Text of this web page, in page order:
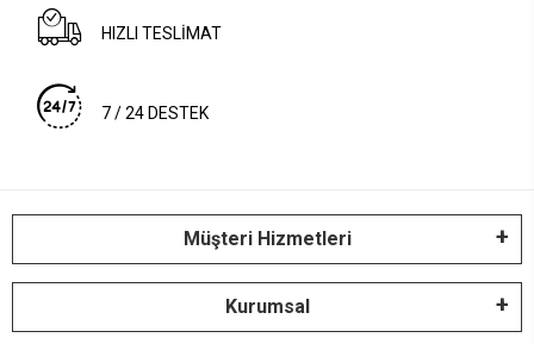
HIZLI TESLİMAT
7 / 24 DESTEK
Müşteri Hizmetleri
Kurumsal